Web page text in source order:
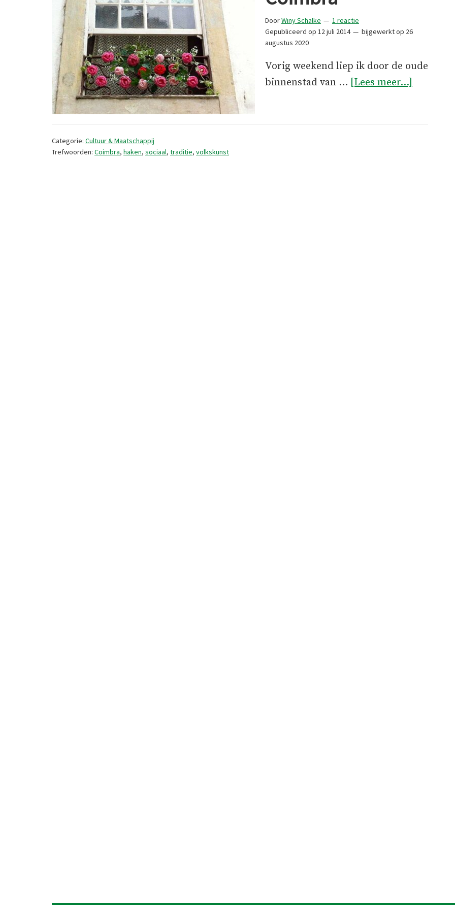
DoorWiny Schalke
1 reactie
Gepubliceerd op 12 juli 2014 bijgewerkt op 26
augustus 2020
Vorig weekend liep ik door de oude
binnenstad van … [Lees meer...]
Categorie: Cultuur & Maatschappij
Trefwoorden: Coimbra, haken, sociaal, traditie, volkskunst